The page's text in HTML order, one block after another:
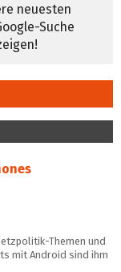
neuesten
Suche
Themen und
mit Android sind ihm